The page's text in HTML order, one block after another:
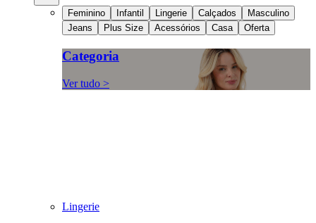
Feminino Infantil Lingerie Calçados
Masculino
Jeans
Plus Size Acessórios Casa Oferta
Categoria
Ver tudo >
Lingerie